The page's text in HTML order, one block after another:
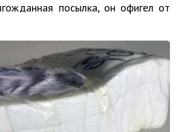
посылка, он офигел от